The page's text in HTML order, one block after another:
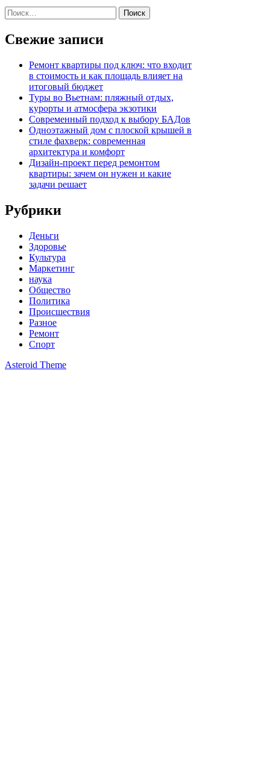
Найти:
Свежие записи
Ремонт квартиры под ключ: что входит
в стоимость и как площадь влияет на
итоговый бюджет
Туры во Вьетнам: пляжный отдых,
курорты и атмосфера экзотики
Современный подход к выбору БАДов
Одноэтажный дом с плоской крышей в
стиле фахверк: современная
архитектура и комфорт
Дизайн-проект перед ремонтом
квартиры: зачем он нужен и какие
задачи решает
Рубрики
Деньги
Здоровье
Культура
Маркетинг
наука
Общество
Политика
Происшествия
Разное
Ремонт
Спорт
Asteroid Theme